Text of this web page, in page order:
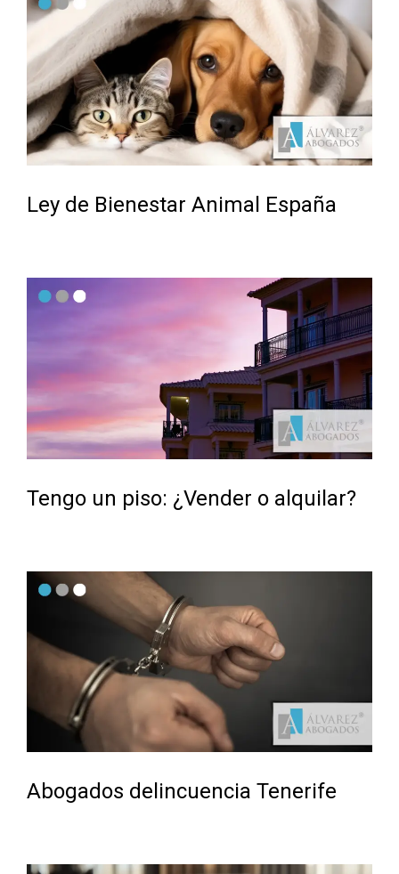
Ley de Bienestar Animal España
Tengo un piso: ¿Vender o alquilar?
Abogados delincuencia Tenerife